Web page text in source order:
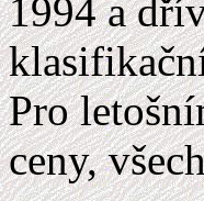
1994 a
Pro
ceny,